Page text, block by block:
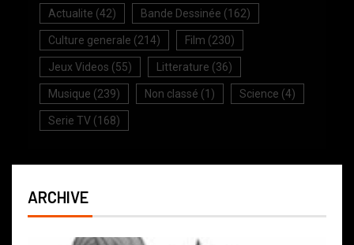
Actualite (42) Bande Dessinée (162)
Culture generale (214) Film (230)
Jeux Videos (55) Litterature (36)
Musique (239) Non classé (1) Science (4)
Serie TV (168)
ARCHIVE